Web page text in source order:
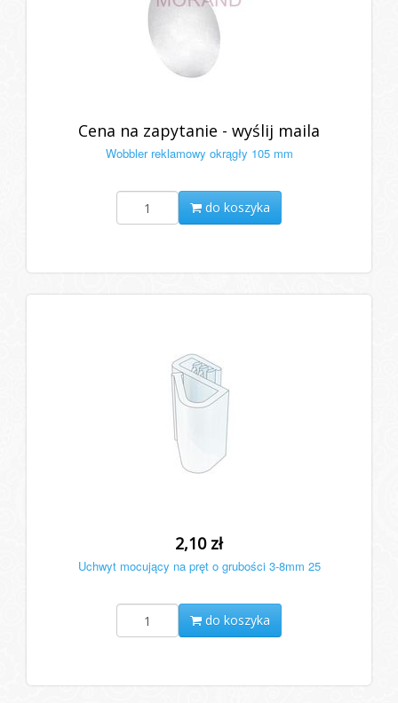
Cena na zapytanie - wyślij maila
Wobbler reklamowy okrągły 105 mm
do koszyka
2,10 zł
Uchwyt mocujący na pręt o grubości 3-8mm 25
do koszyka